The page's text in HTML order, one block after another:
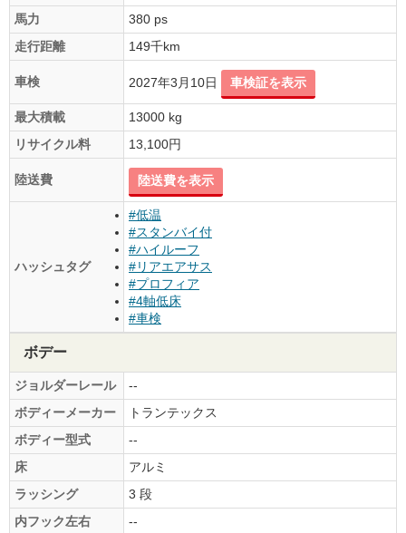
馬力
380 ps
走行距離
149千km
車検 2027年3月10日 車検証を表示
最大積載
13000 kg
リサイクル料
13,100円
陸送費 陸送費を表示
ハッシュタグ
#低温
#スタンバイ付
#ハイルーフ
#リアエアサス
#プロフィア
#4軸低床
#車検
ボデー
ジョルダーレール
--
ボディーメーカー
トランテックス
ボディー型式
--
床
アルミ
ラッシング
3 段
内フック左右
--